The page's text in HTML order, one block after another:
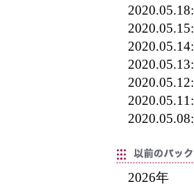
2020.05.18:
2020.05.15:
2020.05.14:
2020.05.13:
2020.05.12:
2020.05.11:
2020.05.08:
2026年